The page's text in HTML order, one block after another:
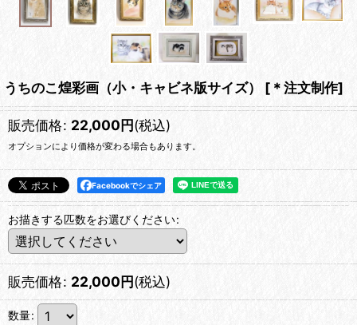
うちのこ煌彩画（小・キャビネ版サイズ） [ ＊注文制作]
販売価格: 22,000円(税込)
オプションにより価格が変わる場合もあります。
Facebookでシェア
お描きする匹数をお選びください:
販売価格: 22,000円(税込)
数量: